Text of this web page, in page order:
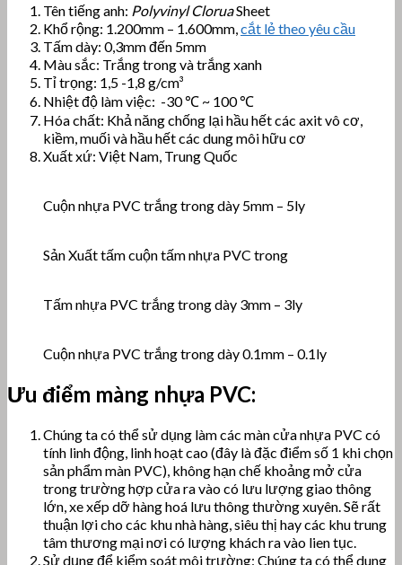
Tên tiếng anh: Polyvinyl CloruaSheet
Khổ rộng: 1.200mm – 1.600mm, cắt lẻ theo yêu cầu
Tấm dày: 0,3mm đến 5mm
Màu sắc: Trắng trong và trắng xanh
Tỉ trọng: 1,5 -1,8 g/cm³
Nhiệt độ làm việc: -30 ℃ ~ 100 ℃
Hóa chất: Khả năng chống lại hầu hết các axit vô cơ,
kiềm, muối và hầu hết các dung môi hữu cơ
Xuất xứ: Việt Nam, Trung Quốc
Cuộn nhựa PVC trắng trong dày 5mm – 5ly
Sản Xuất tấm cuộn tấm nhựa PVC trong
Tấm nhựa PVC trắng trong dày 3mm – 3ly
Cuộn nhựa PVC trắng trong dày 0.1mm – 0.1ly
Ưu điểm màng nhựa PVC:
Chúng ta có thể sử dụng làm các màn cửa nhựa PVC có
tính linh động, linh hoạt cao (đây là đặc điểm số 1 khi chọn
sản phẩm màn PVC), không hạn chế khoảng mở cửa
trong trường hợp cửa ra vào có lưu lượng giao thông
lớn, xe xếp dỡ hàng hoá lưu thông thường xuyên. Sẽ rất
thuận lợi cho các khu nhà hàng, siêu thị hay các khu trung
tâm thương mại nơi có lượng khách ra vào lien tục.
Sử dụng để kiểm soát môi trường: Chúng ta có thể dung